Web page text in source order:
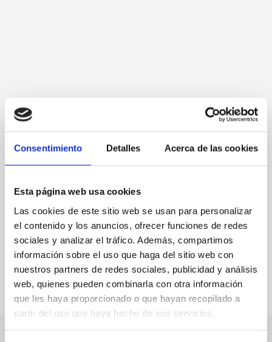
Consentimiento Detalles Acerca de las cookies
Esta página web usa cookies
Las cookies de este sitio web se usan para personalizar
el contenido y los anuncios, ofrecer funciones de redes
sociales y analizar el tráfico. Además, compartimos
información sobre el uso que haga del sitio web con
nuestros partners de redes sociales, publicidad y análisis
web, quienes pueden combinarla con otra información
que les haya proporcionado o que hayan recopilado a
partir del uso que haya hecho de sus servicios.
FAVORITOS
infomacion@clinica-buigues.com
Web